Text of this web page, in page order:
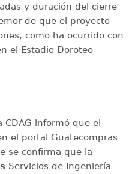
y duración del cierre
de que el proyecto
como ha ocurrido con
el Estadio Doroteo
CDAG informó que el
el portal Guatecompras
se confirma que la
Servicios de Ingeniería